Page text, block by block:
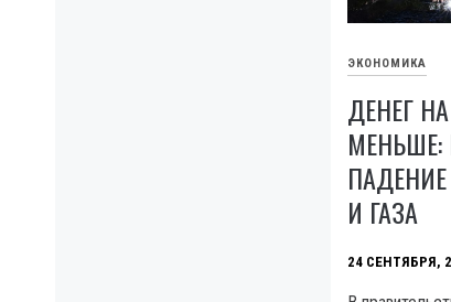
ЭКОНОМИКА
ДЕНЕГ
МЕНЬШЕ:
И ГАЗА
24 СЕНТЯБРЯ,